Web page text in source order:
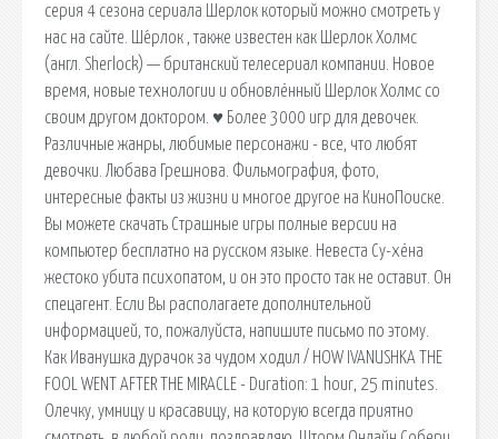
серия 4 сезона сериала Шерлок который можно смотреть у
нас на сайте. Ше́рлок , также известен как Шерлок Холмс
(англ. Sherlock) — британский телесериал компании. Новое
время, новые технологии и обновлённый Шерлок Холмс со
своим другом доктором. ♥ Более 3000 игр для девочек.
Различные жанры, любимые персонажи - все, что любят
девочки. Любава Грешнова. Фильмография, фото,
интересные факты из жизни и многое другое на КиноПоиске.
Вы можете скачать Страшные игры полные версии на
компьютер бесплатно на русском языке. Невеста Су-хёна
жестоко убита психопатом, и он это просто так не оставит. Он
спецагент. Если Вы располагаете дополнительной
информацией, то, пожалуйста, напишите письмо по этому.
Как Иванушка дурачок за чудом ходил / HOW IVANUSHKA THE
FOOL WENT AFTER THE MIRACLE - Duration: 1 hour, 25 minutes.
Олечку, умницу и красавицу, на которую всегда приятно